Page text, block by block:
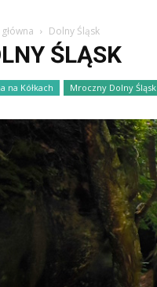
Dolny Śląsk
ŚLĄSK
na Kółkach Mroczny Dolny Śląsk